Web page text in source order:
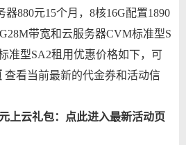
器880元15个月，8核16G配置1890
带宽和云服务器CVM标准型S
准型SA2租用优惠价格如下，可
查看当前最新的代金券和活动信
上云礼包：
点此进入最新活动页